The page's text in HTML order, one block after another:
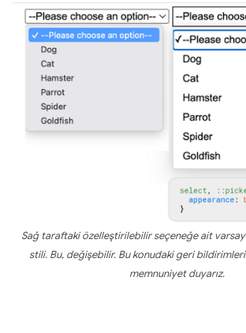
Sağ taraftaki özelleştirilebilir seçeneğe ait
stili. Bu, değişebilir. Bu konudaki geri
memnuniyet duyarız.